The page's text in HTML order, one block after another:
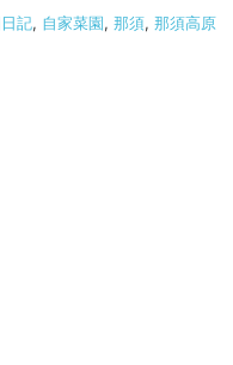
記, 自家菜園, 那須, 那須高原